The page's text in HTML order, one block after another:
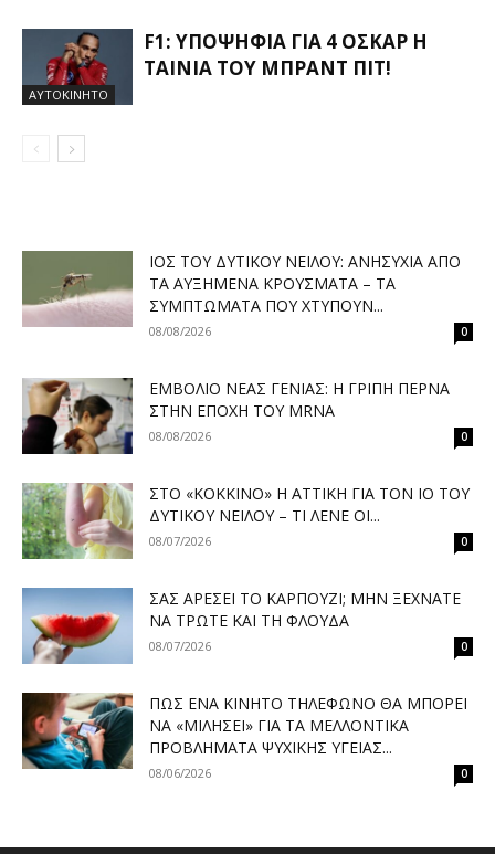
ΑΥΤΟΚΙΝΗΤΟ
F1: ΥΠΟΨΉΦΙΑ ΓΙΑ 4 ΌΣΚΑΡ Η
ΤΑΙΝΊΑ ΤΟΥ ΜΠΡΑΝΤ ΠΙΤ!
ΙΌΣ ΤΟΥ ΔΥΤΙΚΟΎ ΝΕΊΛΟΥ: ΑΝΗΣΥΧΊΑ ΑΠΌ
ΤΑ ΑΥΞΗΜΈΝΑ ΚΡΟΎΣΜΑΤΑ – ΤΑ
ΣΥΜΠΤΏΜΑΤΑ ΠΟΥ ΧΤΥΠΟΎΝ...
08/08/2026 0
ΕΜΒΌΛΙΟ ΝΈΑΣ ΓΕΝΙΆΣ: Η ΓΡΊΠΗ ΠΕΡΝΆ
ΣΤΗΝ ΕΠΟΧΉ ΤΟΥ MRNA
08/08/2026 0
ΣΤΟ «ΚΌΚΚΙΝΟ» Η ΑΤΤΙΚΉ ΓΙΑ ΤΟΝ ΙΌ ΤΟΥ
ΔΥΤΙΚΟΎ ΝΕΊΛΟΥ – ΤΙ ΛΈΝΕ ΟΙ...
08/07/2026 0
ΣΑΣ ΑΡΈΣΕΙ ΤΟ ΚΑΡΠΟΎΖΙ; ΜΗΝ ΞΕΧΝΆΤΕ
ΝΑ ΤΡΏΤΕ ΚΑΙ ΤΗ ΦΛΟΎΔΑ
08/07/2026 0
ΠΏΣ ΈΝΑ ΚΙΝΗΤΌ ΤΗΛΈΦΩΝΟ ΘΑ ΜΠΟΡΕΊ
ΝΑ «ΜΙΛΉΣΕΙ» ΓΙΑ ΤΑ ΜΕΛΛΟΝΤΙΚΆ
ΠΡΟΒΛΉΜΑΤΑ ΨΥΧΙΚΉΣ ΥΓΕΊΑΣ...
08/06/2026 0